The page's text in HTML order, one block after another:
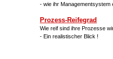
- wie ihr Managementsystem
Prozess-Reifegrad
Wie reif sind ihre Prozesse
- Ein realistischer Blick !